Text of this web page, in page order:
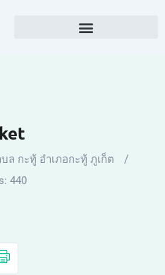
บล กะทู้ อำเภอกะทู้ ภูเก็ต
440